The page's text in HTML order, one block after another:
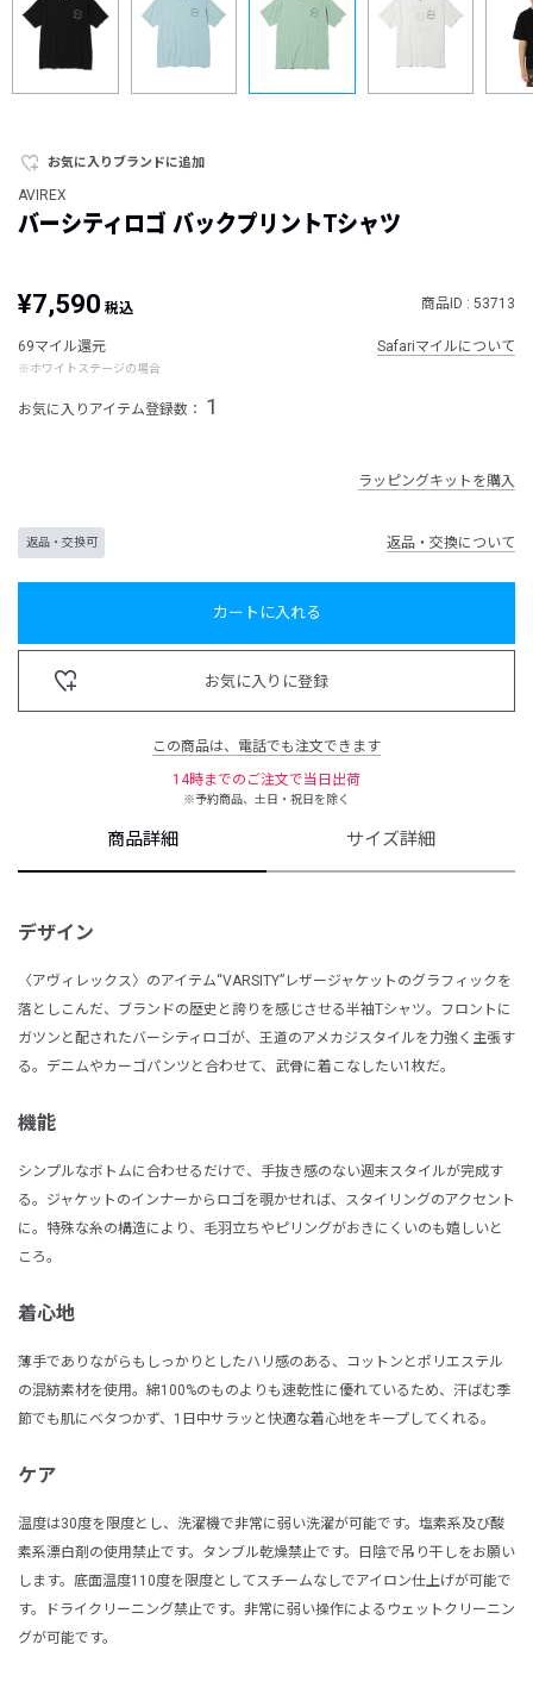
お気に入りブランドに追加
AVIREX
バーシティロゴ バックプリントTシャツ
¥7,590 税込 商品ID : 53713
69マイル還元
※ホワイトステージの場合
Safariマイルについて
お気に入りアイテム登録数： 1
ラッピングキットを購入
返品・交換可 返品・交換について
カートに入れる
お気に入りに登録
この商品は、電話でも注文できます
14時までのご注文で当日出荷
※予約商品、土日・祝日を除く
商品詳細 サイズ詳細
デザイン
〈アヴィレックス〉のアイテム“VARSITY”レザージャケットのグラフィックを
落としこんだ、ブランドの歴史と誇りを感じさせる半袖Tシャツ。フロントに
ガツンと配されたバーシティロゴが、王道のアメカジスタイルを力強く主張す
る。デニムやカーゴパンツと合わせて、武骨に着こなしたい1枚だ。
機能
シンプルなボトムに合わせるだけで、手抜き感のない週末スタイルが完成す
る。ジャケットのインナーからロゴを覗かせれば、スタイリングのアクセント
に。特殊な糸の構造により、毛羽立ちやピリングがおきにくいのも嬉しいと
ころ。
着心地
薄手でありながらもしっかりとしたハリ感のある、コットンとポリエステル
の混紡素材を使用。綿100%のものよりも速乾性に優れているため、汗ばむ季
節でも肌にベタつかず、1日中サラッと快適な着心地をキープしてくれる。
ケア
温度は30度を限度とし、洗濯機で非常に弱い洗濯が可能です。塩素系及び酸
素系漂白剤の使用禁止です。タンブル乾燥禁止です。日陰で吊り干しをお願い
します。底面温度110度を限度としてスチームなしでアイロン仕上げが可能で
す。ドライクリーニング禁止です。非常に弱い操作によるウェットクリーニン
グが可能です。